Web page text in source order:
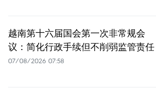
越南第十六届国会第一次非常规会
议：简化行政手续但不削弱监管责任
07/08/2026 07:58